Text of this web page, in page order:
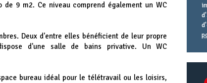
9 m2. Ce niveau comprend également un WC
Deux d'entre elles bénéficient de leur propre
d'une salle de bains privative. Un WC
bureau idéal pour le télétravail ou les loisirs,